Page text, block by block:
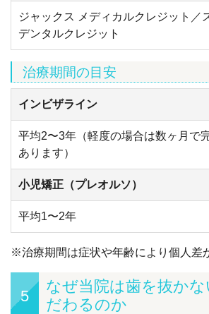
ジャックス メディカルクレジット／
デンタルクレジット
治療期間の目安
インビザライン
平均2〜3年（軽度の場合は数ヶ月で
あります）
小児矯正（プレオルソ）
平均1〜2年
※治療期間は症状や年齢により個人差
5
なぜ当院は歯を抜かな
だわるのか